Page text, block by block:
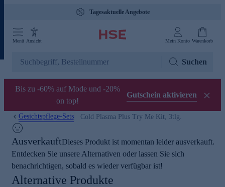
Tagesaktuelle Angebote
Menü Ansicht Mein Konto Warenkorb
Suchen
Bis zu -60% auf Mode und -20%
on top!
Gutschein aktivieren
Gesichtspflege-Sets Cold Plasma Plus Try Me Kit, 3tlg.
AusverkauftDieses Produkt ist momentan leider ausverkauft.
Entdecken Sie unsere Alternativen oder lassen Sie sich
benachrichtigen, sobald es wieder verfügbar ist!
Alternative Produkte